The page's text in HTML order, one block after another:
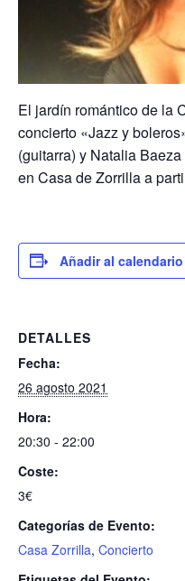
El jardín romántico de la
concierto «Jazz y
(guitarra) y Natalia
en Casa de Zorrilla a
Añadir al calendario
DETALLES
Fecha:
26 agosto 2021
Hora:
20:30 - 22:00
Coste:
3€
Categorías de Evento:
Casa Zorrilla, Concierto